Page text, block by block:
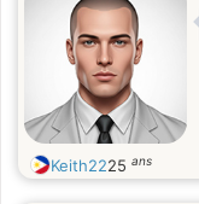
Keith2225 ans